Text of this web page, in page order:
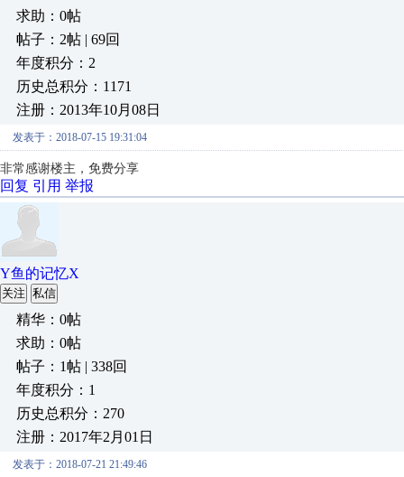
求助：0帖
帖子：2帖 | 69回
年度积分：2
历史总积分：1171
注册：2013年10月08日
发表于：2018-07-15 19:31:04
非常感谢楼主，免费分享
回复 引用 举报
Y鱼的记忆X
关注 私信
精华：0帖
求助：0帖
帖子：1帖 | 338回
年度积分：1
历史总积分：270
注册：2017年2月01日
发表于：2018-07-21 21:49:46